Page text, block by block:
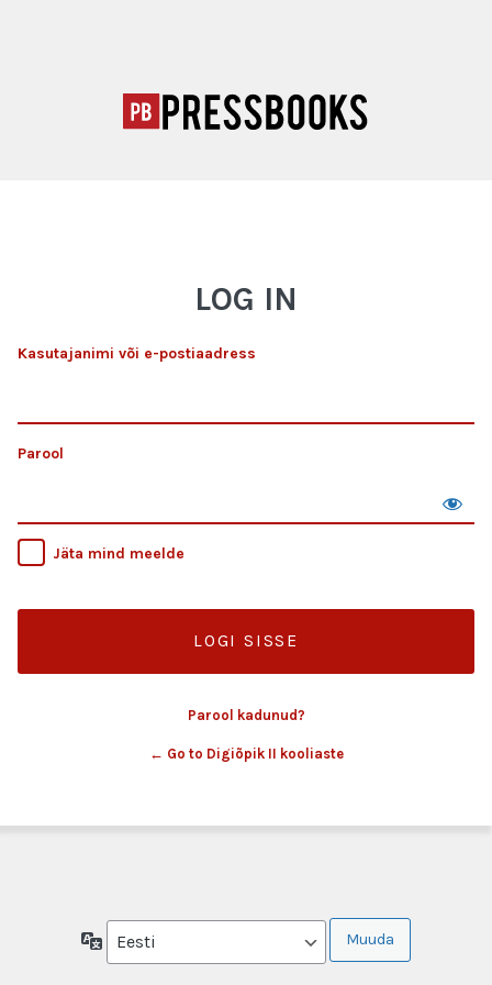
LOG IN
Kasutajanimi või e-postiaadress
Parool
Jäta mind meelde
Parool kadunud?
← Go to Digiõpik II kooliaste
Keel